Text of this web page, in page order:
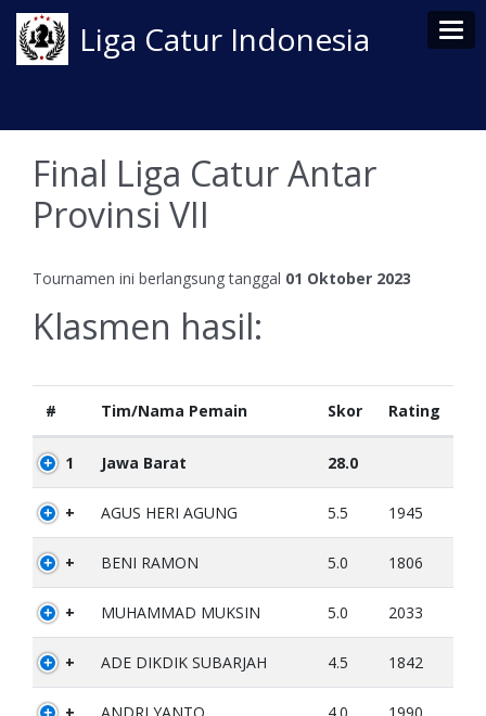
Liga Catur Indonesia
Final Liga Catur Antar
Provinsi VII
Tournamen ini berlangsung tanggal 01 Oktober 2023
Klasmen hasil:
# Tim/Nama Pemain Skor Rating
1 Jawa Barat 28.0
+ AGUS HERI AGUNG 5.5 1945
+ BENI RAMON 5.0 1806
+ MUHAMMAD MUKSIN 5.0 2033
+ ADE DIKDIK SUBARJAH 4.5 1842